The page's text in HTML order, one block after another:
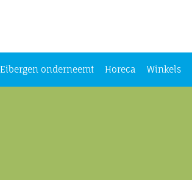
Eibergen onderneemt Horeca Winkels